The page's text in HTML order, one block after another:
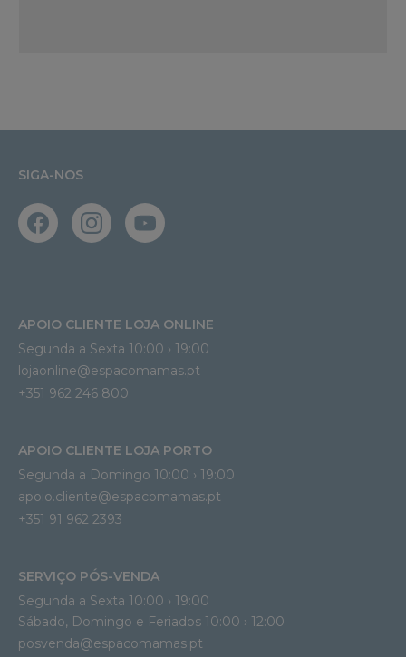
SIGA-NOS
APOIO CLIENTE LOJA ONLINE
Segunda a Sexta 10:00 › 19:00
lojaonline@espacomamas.pt
+351 962 246 800
APOIO CLIENTE LOJA PORTO
Segunda a Domingo 10:00 › 19:00
apoio.cliente@espacomamas.pt
+351 91 962 2393
SERVIÇO PÓS-VENDA
Segunda a Sexta 10:00 › 19:00
Sábado, Domingo e Feriados 10:00 › 12:00
posvenda@espacomamas.pt